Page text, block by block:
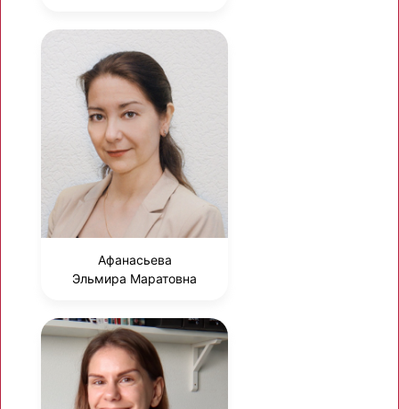
Афанасьева
Эльмира Маратовна